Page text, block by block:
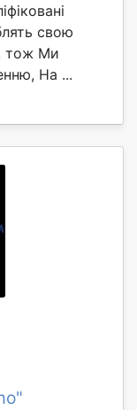
свою
тож Ми
На ...